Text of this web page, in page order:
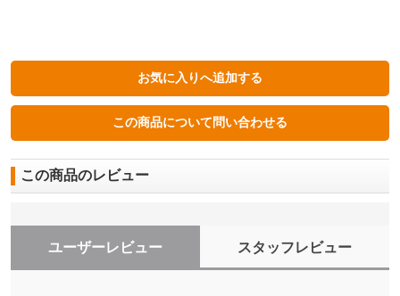
この商品のレビュー
ユーザーレビュー スタッフレビュー